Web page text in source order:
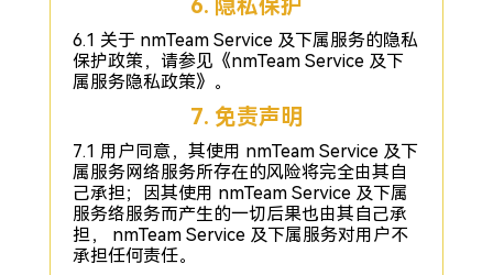
6. 隐私保护
6.1 关于 nmTeam Service 及下属服务的隐私
保护政策，请参见《nmTeam Service 及下
属服务隐私政策》。
7. 免责声明
7.1 用户同意，其使用 nmTeam Service 及下
属服务网络服务所存在的风险将完全由其自
己承担；因其使用 nmTeam Service 及下属
服务络服务而产生的一切后果也由其自己承
担， nmTeam Service 及下属服务对用户不
承担任何责任。